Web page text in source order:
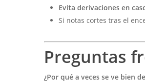
Evita derivaciones en
Si notas cortes tras el
Preguntas
¿Por qué a veces se ve bien